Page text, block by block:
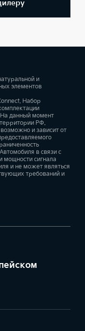
и
элементов
Набор
данный момент
РФ.
и зависит от
в связи с
мощности сигнала
и не может являться
требований и